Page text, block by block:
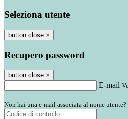
Seleziona utente
button close ×
Recupero password
button close ×
E-mail
Non hai una e-mail associata al nome